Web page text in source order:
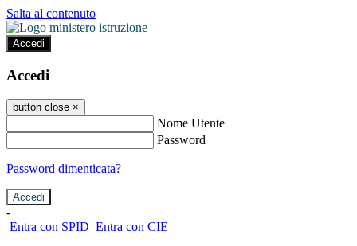
Salta al contenuto
Accedi
Accedi
button close ×
Nome Utente
Password
Password dimenticata?
-
Entra con SPID Entra con CIE